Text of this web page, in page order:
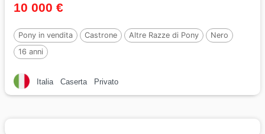
10 000 €
Pony in vendita Castrone Altre Razze di Pony
Nero
16 anni
Italia Caserta Privato